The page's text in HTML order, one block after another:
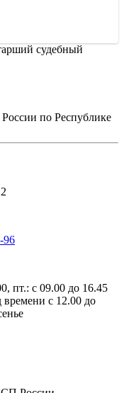
судебный
по Республике
96
пт.: с 09.00 до 16.45
с 12.00 до